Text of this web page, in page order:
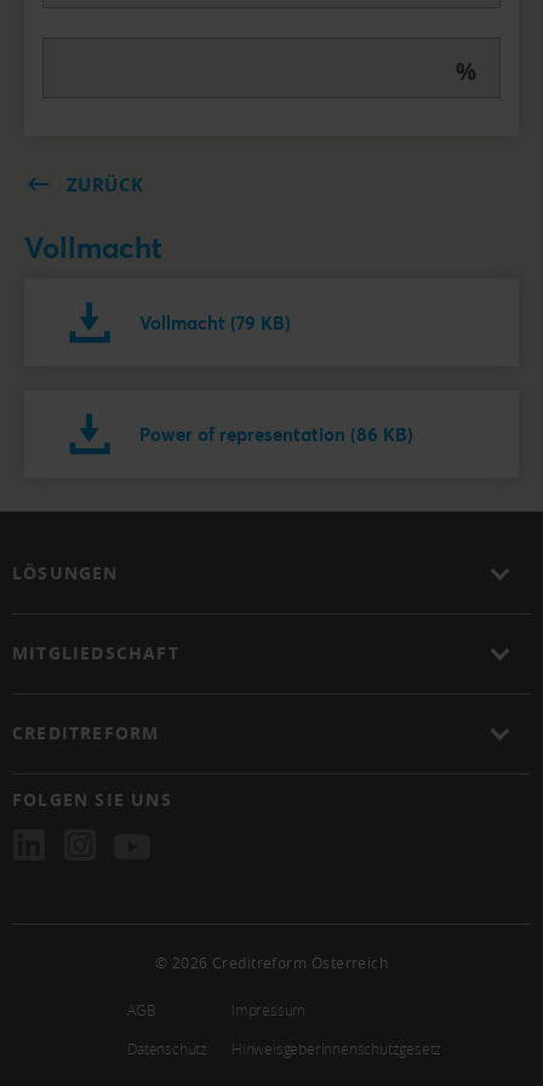
%
ZURÜCK
Vollmacht
Vollmacht (79 KB)
Power of representation (86 KB)
LÖSUNGEN
MITGLIEDSCHAFT
CREDITREFORM
FOLGEN SIE UNS
© 2026 Creditreform Österreich
AGB
Impressum
Datenschutz
HinweisgeberInnenschutzgesetz